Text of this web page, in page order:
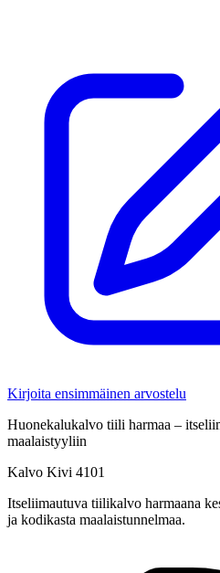
Kirjoita ensimmäinen arvostelu
Huonekalukalvo tiili harmaa –
maalaistyyliin
Kalvo Kivi 4101
Itseliimautuva tiilikalvo harmaana
ja kodikasta maalaistunnelmaa.